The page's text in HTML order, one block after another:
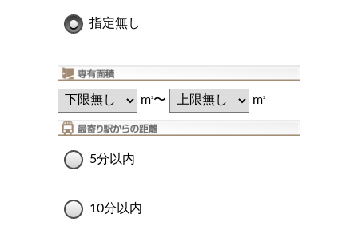
指定無し
m2〜 m2
5分以内
10分以内